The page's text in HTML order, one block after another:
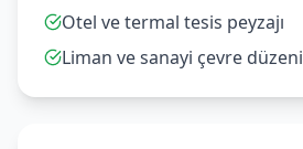
Otel ve termal tesis peyzajı
Liman ve sanayi çevre düzeni